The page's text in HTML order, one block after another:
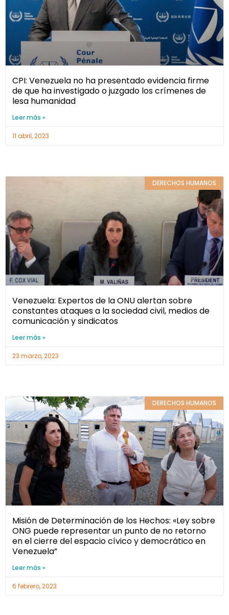
CPI: Venezuela no ha presentado evidencia firme
de que ha investigado o juzgado los crímenes de
lesa humanidad
Leer más »
11 abril, 2023
DERECHOS HUMANOS
Venezuela: Expertos de la ONU alertan sobre
constantes ataques a la sociedad civil, medios de
comunicación y sindicatos
Leer más »
23 marzo, 2023
DERECHOS HUMANOS
Misión de Determinación de los Hechos: «Ley sobre
ONG puede representar un punto de no retorno
en el cierre del espacio cívico y democrático en
Venezuela”
Leer más »
6 febrero, 2023